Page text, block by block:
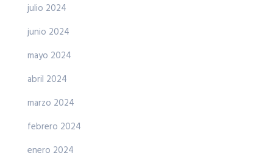
julio 2024
junio 2024
mayo 2024
abril 2024
marzo 2024
febrero 2024